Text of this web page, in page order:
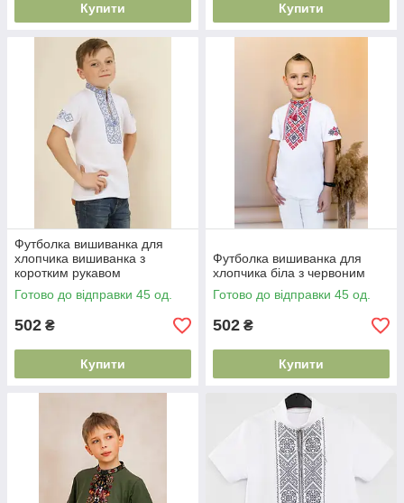
Купити Купити
Футболка вишиванка для
хлопчика вишиванка з
коротким рукавом
Готово до відправки 45 од.
502 ₴
Купити
Футболка вишиванка для
хлопчика біла з червоним
Готово до відправки 45 од.
502 ₴
Купити